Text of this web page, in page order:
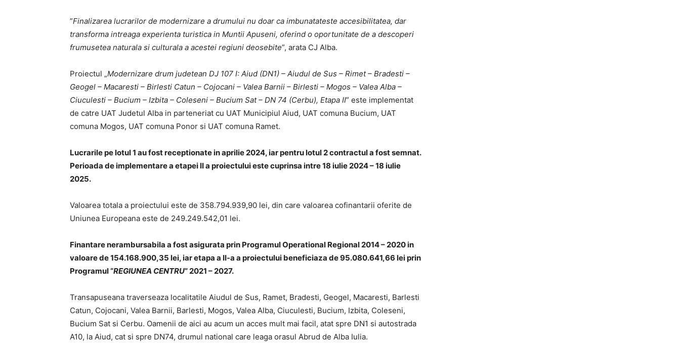
”Finalizarea lucrarilor de modernizare a drumului nu doar ca imbunatateste accesibilitatea, dar
transforma intreaga experienta turistica in Muntii Apuseni, oferind o oportunitate de a descoperi
frumusetea naturala si culturala a acestei regiuni deosebite”, arata CJ Alba.
Proiectul „Modernizare drum judetean DJ 107 I: Aiud (DN1) – Aiudul de Sus – Rimet – Bradesti –
Geogel – Macaresti – Birlesti Catun – Cojocani – Valea Barnii – Birlesti – Mogos – Valea Alba –
Ciuculesti – Bucium – Izbita – Coleseni – Bucium Sat – DN 74 (Cerbu), Etapa II” este implementat
de catre UAT Judetul Alba in parteneriat cu UAT Municipiul Aiud, UAT comuna Bucium, UAT
comuna Mogos, UAT comuna Ponor si UAT comuna Ramet.
Lucrarile pe lotul 1 au fost receptionate in aprilie 2024, iar pentru lotul 2 contractul a fost semnat.
Perioada de implementare a etapei II a proiectului este cuprinsa intre 18 iulie 2024 – 18 iulie
2025.
Valoarea totala a proiectului este de 358.794.939,90 lei, din care valoarea cofinantarii oferite de
Uniunea Europeana este de 249.249.542,01 lei.
Finantare nerambursabila a fost asigurata prin Programul Operational Regional 2014 – 2020 in
valoare de 154.168.900,35 lei, iar etapa a II-a a proiectului beneficiaza de 95.080.641,66 lei prin
Programul “REGIUNEA CENTRU” 2021 – 2027.
Transapuseana traverseaza localitatile Aiudul de Sus, Ramet, Bradesti, Geogel, Macaresti, Barlesti
Catun, Cojocani, Valea Barnii, Barlesti, Mogos, Valea Alba, Ciuculesti, Bucium, Izbita, Coleseni,
Bucium Sat si Cerbu. Oamenii de aici au acum un acces mult mai facil, atat spre DN1 si autostrada
A10, la Aiud, cat si spre DN74, drumul national care leaga orasul Abrud de Alba Iulia.